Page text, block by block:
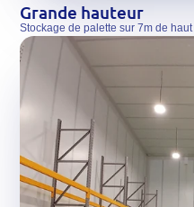
Grande hauteur
Stockage de palette sur 7m de haut